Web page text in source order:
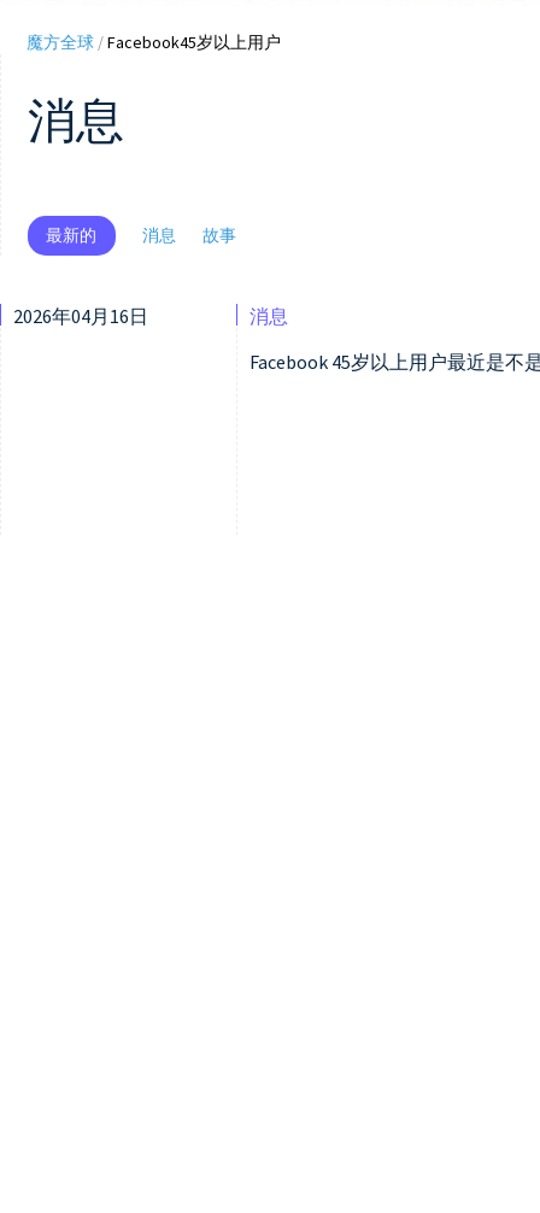
魔方全球/Facebook45岁以上用户
消息
最新的 消息 故事
2026年04月16日
消息
Facebook 45岁以上用户最近是不